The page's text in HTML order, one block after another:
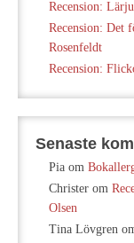
Recension:
Recension: Det
Rosenfeldt
Recension:
Senaste
Pia om
Christer om
Olsen
Tina Lövgren